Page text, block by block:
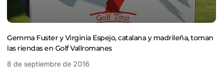
Gemma Fuster y Virginia Espejo, catalana y madrileña, toman
las riendas en Golf Vallromanes
8 de septiembre de 2016